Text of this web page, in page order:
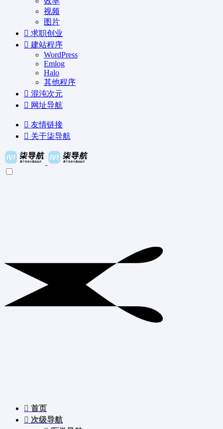
视频
图片
求职创业
建站程序
WordPress
Emlog
Halo
其他程序
混沌次元
网址导航
友情链接
关于柒导航
首页
次级导航